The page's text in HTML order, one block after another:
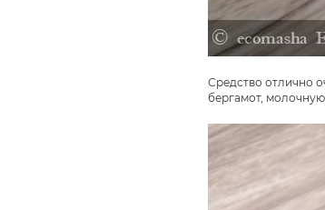
Средство отлично
бергамот,